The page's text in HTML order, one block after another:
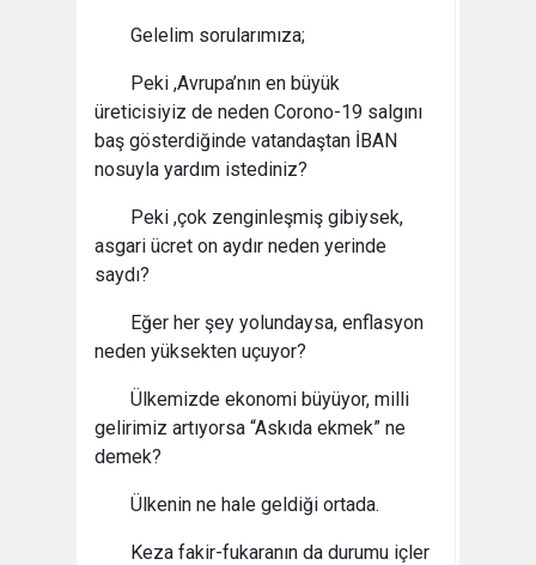
Gelelim sorularımıza;
Peki ,Avrupa’nın en büyük
üreticisiyiz de neden Corono-19 salgını
baş gösterdiğinde vatandaştan İBAN
nosuyla yardım istediniz?
Peki ,çok zenginleşmiş gibiysek,
asgari ücret on aydır neden yerinde
saydı?
Eğer her şey yolundaysa, enflasyon
neden yüksekten uçuyor?
Ülkemizde ekonomi büyüyor, milli
gelirimiz artıyorsa “Askıda ekmek” ne
demek?
Ülkenin ne hale geldiği ortada.
Keza fakir-fukaranın da durumu içler